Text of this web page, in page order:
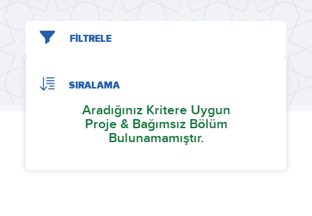
FİLTRELE
SIRALAMA
Aradığınız Kritere Uygun
Proje & Bağımsız Bölüm
Bulunamamıştır.